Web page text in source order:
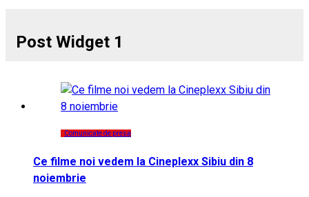
Post Widget 1
Comunicate de presa
Ce filme noi vedem la Cineplexx Sibiu din 8
noiembrie